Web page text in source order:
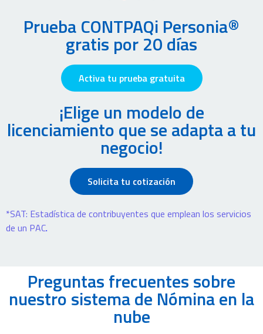
Prueba CONTPAQi Personia®
gratis por 20 días
Activa tu prueba gratuita
¡Elige un modelo de
licenciamiento que se adapta a tu
negocio!
Solicita tu cotización
*SAT: Estadística de contribuyentes que emplean los servicios
de un PAC.
Preguntas frecuentes sobre
nuestro sistema de Nómina en la
nube